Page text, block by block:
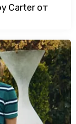
Carter от